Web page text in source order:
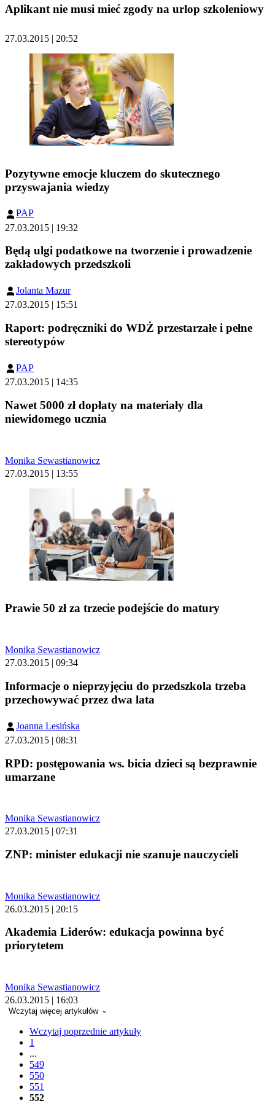
Aplikant nie musi mieć zgody na urlop szkoleniowy
27.03.2015 | 20:52
Pozytywne emocje kluczem do skutecznego
przyswajania wiedzy
PAP
27.03.2015 | 19:32
Będą ulgi podatkowe na tworzenie i prowadzenie
zakładowych przedszkoli
Jolanta Mazur
27.03.2015 | 15:51
Raport: podręczniki do WDŻ przestarzałe i pełne
stereotypów
PAP
27.03.2015 | 14:35
Nawet 5000 zł dopłaty na materiały dla
niewidomego ucznia
Monika Sewastianowicz
27.03.2015 | 13:55
Prawie 50 zł za trzecie podejście do matury
Monika Sewastianowicz
27.03.2015 | 09:34
Informacje o nieprzyjęciu do przedszkola trzeba
przechowywać przez dwa lata
Joanna Lesińska
27.03.2015 | 08:31
RPD: postępowania ws. bicia dzieci są bezprawnie
umarzane
Monika Sewastianowicz
27.03.2015 | 07:31
ZNP: minister edukacji nie szanuje nauczycieli
Monika Sewastianowicz
26.03.2015 | 20:15
Akademia Liderów: edukacja powinna być
priorytetem
Monika Sewastianowicz
26.03.2015 | 16:03
Wczytaj więcej artykułów
Wczytaj poprzednie artykuły
1
...
549
550
551
552